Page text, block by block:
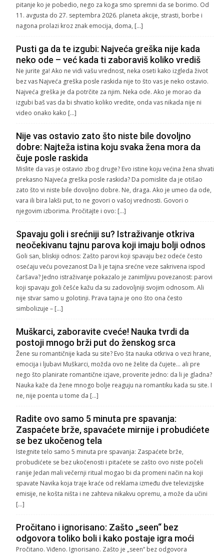
pitanje ko je pobedio, nego za koga smo spremni da se borimo. Od
11. avgusta do 27. septembra 2026. planeta akcije, strasti, borbe i
nagona prolazi kroz znak emocija, doma, […]
Pusti ga da te izgubi: Najveća greška nije kada
neko ode – već kada ti zaboraviš koliko vrediš
Ne jurite ga! Ako ne vidi vašu vrednost, neka oseti kako izgleda život
bez vas Najveća greška posle raskida nije to što vas je neko ostavio.
Najveća greška je da potrčite za njim. Neka ode. Ako je morao da
izgubi baš vas da bi shvatio koliko vredite, onda vas nikada nije ni
video onako kako […]
Nije vas ostavio zato što niste bile dovoljno
dobre: Najteža istina koju svaka žena mora da
čuje posle raskida
Mislite da vas je ostavio zbog druge? Evo istine koju većina žena shvati
prekasno Najveća greška posle raskida? Da pomislite da je otišao
zato što vi niste bile dovoljno dobre. Ne, draga. Ako je umeo da ode,
vara ili bira lakši put, to ne govori o vašoj vrednosti. Govori o
njegovim izborima. Pročitajte i ovo: […]
Spavaju goli i srećniji su? Istraživanje otkriva
neočekivanu tajnu parova koji imaju bolji odnos
Goli san, bliskiji odnos: Zašto parovi koji spavaju bez odeće često
osećaju veću povezanost Da li je tajna srećne veze sakrivena ispod
čaršava? Jedno istraživanje pokazalo je zanimljivu povezanost: parovi
koji spavaju goli češće kažu da su zadovoljniji svojim odnosom. Ali
nije stvar samo u golotinji. Prava tajna je ono što ona često
simbolizuje – […]
Muškarci, zaboravite cveće! Nauka tvrdi da
postoji mnogo brži put do ženskog srca
Žene su romantičnije kada su site? Evo šta nauka otkriva o vezi hrane,
emocija i ljubavi Muškarci, možda ovo ne želite da čujete… ali pre
nego što planirate romantične izjave, proverite jedno: da li je gladna?
Nauka kaže da žene mnogo bolje reaguju na romantiku kada su site. I
ne, nije poenta u tome da […]
Radite ovo samo 5 minuta pre spavanja:
Zaspaćete brže, spavaćete mirnije i probudićete
se bez ukočenog tela
Istegnite telo samo 5 minuta pre spavanja: Zaspaćete brže,
probudićete se bez ukočenosti i pitaćete se zašto ovo niste počeli
ranije Jedan mali večernji ritual mogao bi da promeni način na koji
spavate Navika koja traje kraće od reklama između dve televizijske
emisije, ne košta ništa i ne zahteva nikakvu opremu, a može da učini
[…]
Pročitano i ignorisano: Zašto „seen“ bez
odgovora toliko boli i kako postaje igra moći
Pročitano. Viđeno. Ignorisano. Zašto je „seen“ bez odgovora